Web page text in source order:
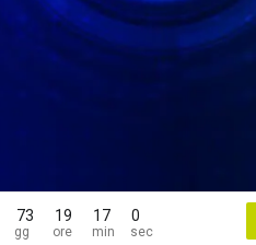
73 19 17 0